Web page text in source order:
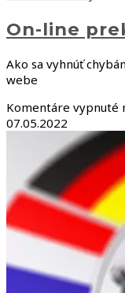
On-line
Ako sa vyhnúť
webe
Komentáre vypnuté
07.05.2022